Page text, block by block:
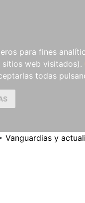
para fines
web visitados).
todas
Y EDICIONES
Vanguardias y